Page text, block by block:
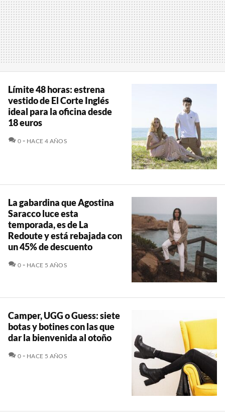
Límite 48 horas: estrena
vestido de El Corte Inglés
ideal para la oficina desde
18 euros
0 COMENTARIOS
HACE 4 AÑOS
La gabardina que Agostina
Saracco luce esta
temporada, es de La
Redoute y está rebajada con
un 45% de descuento
0 COMENTARIOS
HACE 5 AÑOS
Camper, UGG o Guess: siete
botas y botines con las que
dar la bienvenida al otoño
0 COMENTARIOS
HACE 5 AÑOS